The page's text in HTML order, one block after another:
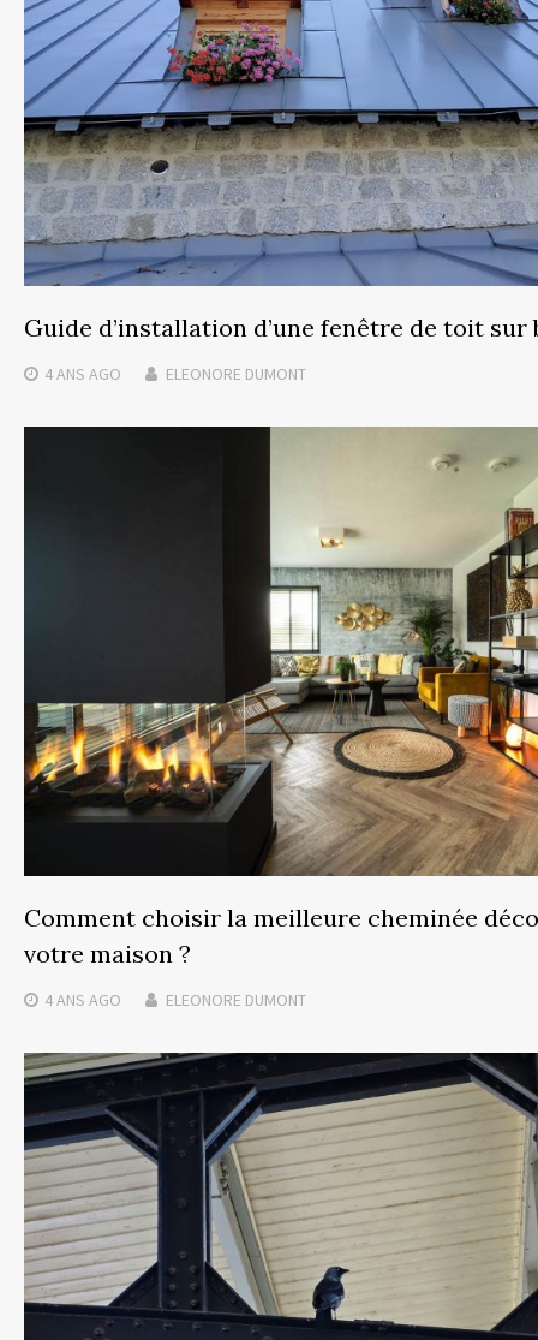
Guide d’installation d’une fenêtre de toit sur
4 ANS AGO ELEONORE DUMONT
Comment choisir la meilleure cheminée
votre maison ?
4 ANS AGO ELEONORE DUMONT